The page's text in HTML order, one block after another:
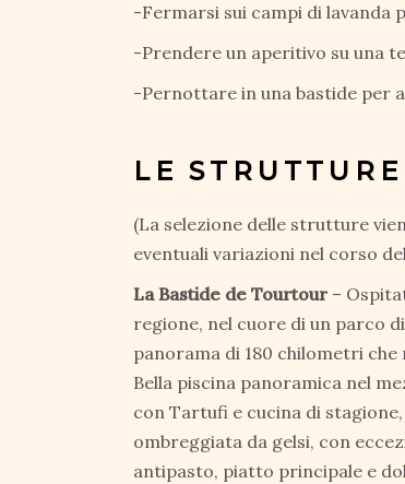
-Fermarsi sui campi di lavanda
-Prendere un aperitivo su una
-Pernottare in una bastide per
LE
(La selezione delle strutture
eventuali variazioni nel corso
La Bastide de Tourtour –
regione, nel cuore di un parco
panorama di 180 chilometri che
Bella piscina panoramica nel
con Tartufi e cucina di
ombreggiata da gelsi, con
antipasto, piatto principale e